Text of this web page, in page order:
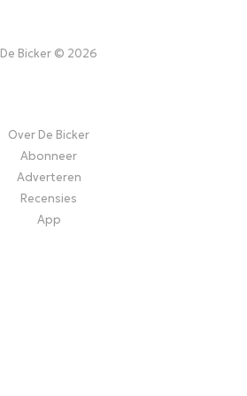
De Bicker © 2026
Over De Bicker
Abonneer
Adverteren
Recensies
App